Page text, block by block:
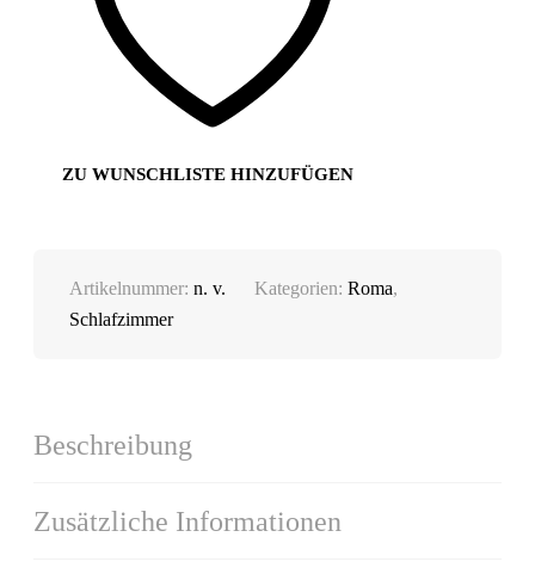
ZU WUNSCHLISTE HINZUFÜGEN
Artikelnummer:n. v. Kategorien:Roma,
Schlafzimmer
Beschreibung
Zusätzliche Informationen